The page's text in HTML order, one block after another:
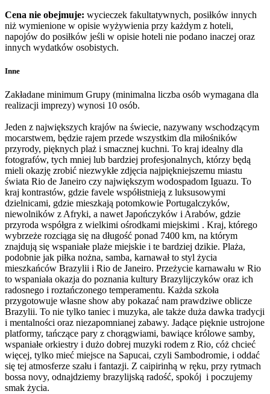
Cena nie obejmuje: wycieczek fakultatywnych, posiłków innych
niż wymienione w opisie wyżywienia przy każdym z hoteli,
napojów do posiłków jeśli w opisie hoteli nie podano inaczej oraz
innych wydatków osobistych.
Inne
Zakładane minimum Grupy (minimalna liczba osób wymagana dla
realizacji imprezy) wynosi 10 osób.
Jeden z największych krajów na świecie, nazywany wschodzącym
mocarstwem, będzie rajem przede wszystkim dla miłośników
przyrody, pięknych plaż i smacznej kuchni. To kraj idealny dla
fotografów, tych mniej lub bardziej profesjonalnych, którzy będą
mieli okazję zrobić niezwykłe zdjęcia najpiękniejszemu miastu
świata Rio de Janeiro czy największym wodospadom Iguazu. To
kraj kontrastów, gdzie favele współistnieją z luksusowymi
dzielnicami, gdzie mieszkają potomkowie Portugalczyków,
niewolników z Afryki, a nawet Japończyków i Arabów, gdzie
przyroda współgra z wielkimi ośrodkami miejskimi . Kraj, którego
wybrzeże rozciąga się na długość ponad 7400 km, na którym
znajdują się wspaniałe plaże miejskie i te bardziej dzikie. Plaża,
podobnie jak piłka nożna, samba, karnawał to styl życia
mieszkańców Brazylii i Rio de Janeiro. Przeżycie karnawału w Rio
to wspaniała okazja do poznania kultury Brazylijczyków oraz ich
radosnego i roztańczonego temperamentu. Każda szkoła
przygotowuje własne show aby pokazać nam prawdziwe oblicze
Brazylii. To nie tylko taniec i muzyka, ale także duża dawka tradycji
i mentalności oraz niezapomnianej zabawy. Jadące pięknie ustrojone
platformy, tańczące pary z chorągwiami, bawiące królowe samby,
wspaniałe orkiestry i dużo dobrej muzyki rodem z Rio, cóż chcieć
więcej, tylko mieć miejsce na Sapucai, czyli Sambodromie, i oddać
się tej atmosferze szału i fantazji. Z caipirinhą w ręku, przy rytmach
bossa novy, odnajdziemy brazylijską radość, spokój i poczujemy
smak życia.